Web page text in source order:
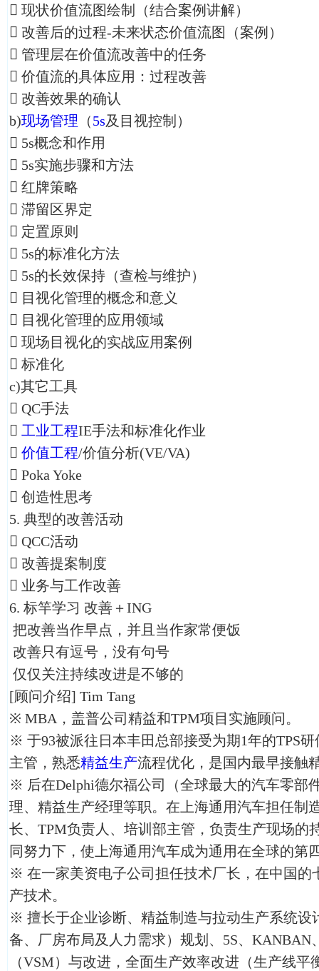
 现状价值流图绘制（结合案例讲解）
 改善后的过程-未来状态价值流图（案例）
 管理层在价值流改善中的任务
 价值流的具体应用：过程改善
 改善效果的确认
b)现场管理 （5s及目视控制）
 5s概念和作用
 5s实施步骤和方法
 红牌策略
 滞留区界定
 定置原则
 5s的标准化方法
 5s的长效保持（查检与维护）
 目视化管理的概念和意义
 目视化管理的应用领域
 现场目视化的实战应用案例
 标准化
c)其它工具
 QC手法
 工业工程IE手法和标准化作业
 价值工程/价值分析(VE/VA)
 Poka Yoke
 创造性思考
5. 典型的改善活动
 QCC活动
 改善提案制度
 业务与工作改善
6. 标竿学习 改善＋ING
把改善当作早点，并且当作家常便饭
改善只有逗号，没有句号
仅仅关注持续改进是不够的
[顾问介绍] Tim Tang
※ MBA，盖普公司精益和TPM项目实施顾问。
※ 于93被派往日本丰田总部接受为期1年的TPS
主管，熟悉精益生产流程优化，是国内最早接触
※ 后在Delphi德尔福公司（全球最大的汽车零部
理、精益生产经理等职。在上海通用汽车担任制
长、TPM负责人、培训部主管，负责生产现场的
同努力下，使上海通用汽车成为通用在全球的第
※ 在一家美资电子公司担任技术厂长，在中国的
产技术。
※ 擅长于企业诊断、精益制造与拉动生产系统设
备、厂房布局及人力需求）规划、5S、KANBAN
（VSM）与改进，全面生产效率改进（生产线